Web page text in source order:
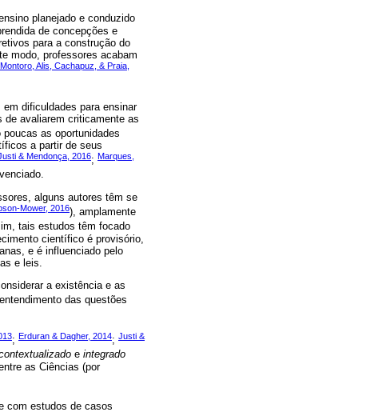
planejado e conduzido
de concepções e
para a construção do
modo, professores acabam
Alis, Cachapuz, & Praia,
dificuldades para ensinar
avaliarem criticamente as
as oportunidades
a partir de seus
& Mendonça, 2016; Marques,
alguns autores têm se
Mower, 2016), amplamente
tais estudos têm focado
científico é provisório,
e é influenciado pelo
e leis.
a existência e as
das questões
; Erduran & Dagher, 2014; Justi &
e integrado
as Ciências (por
com estudos de casos